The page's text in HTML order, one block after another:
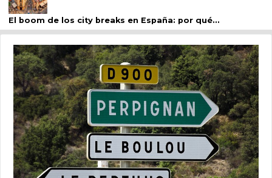
El boom de los city breaks en España: por qué...